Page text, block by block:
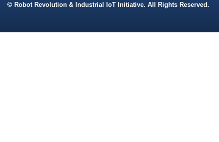
© Robot Revolution & Industrial IoT Initiative. All Rights Reserved.